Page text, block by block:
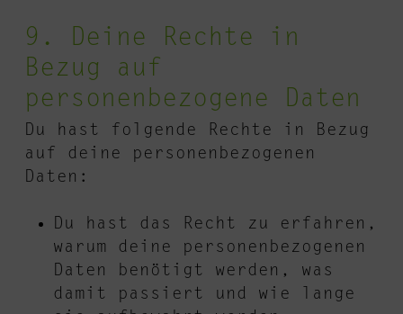
9. Deine Rechte in
Bezug auf
personenbezogene Daten
Du hast folgende Rechte in Bezug
auf deine personenbezogenen
Daten:
Du hast das Recht zu erfahren,
warum deine personenbezogenen
Daten benötigt werden, was
damit passiert und wie lange